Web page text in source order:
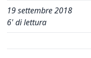
19 settembre 2018
6' di lettura